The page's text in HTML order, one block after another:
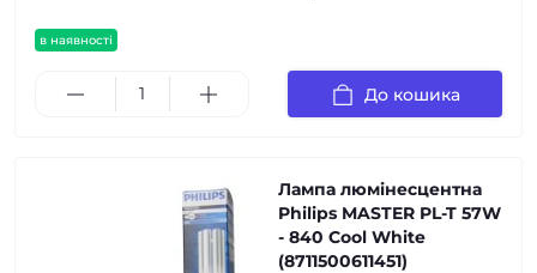
в наявності
До кошика
Лампа люмінесцентна
Philips MASTER PL-T 57W
- 840 Cool White
(8711500611451)